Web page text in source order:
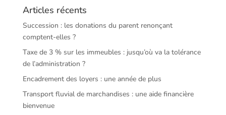
Articles récents
Succession : les donations du parent renonçant
comptent-elles ?
Taxe de 3 % sur les immeubles : jusqu’où va la tolérance
de l’administration ?
Encadrement des loyers : une année de plus
Transport fluvial de marchandises : une aide financière
bienvenue